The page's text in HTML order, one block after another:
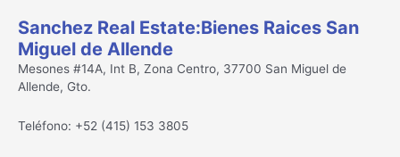
Sanchez Real Estate:Bienes Raices San
Miguel de Allende
Mesones #14A, Int B, Zona Centro, 37700 San Miguel de
Allende, Gto.
Teléfono: +52 (415) 153 3805